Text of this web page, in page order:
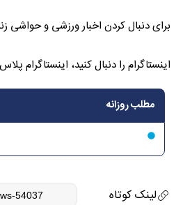
برای دنبال کردن اخبار ورزشی و حواشی
اینستاگرام را دنبال کنید، اینستاگرام
مطلب روزانه
لینک کوتاه